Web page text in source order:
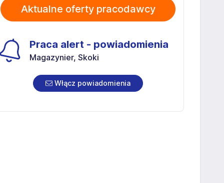
Aktualne oferty pracodawcy
Praca alert - powiadomienia
Magazynier, Skoki
Włącz powiadomienia